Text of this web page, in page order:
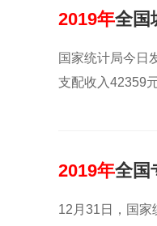
2019年全国
国家统计局今日
支配收入42359
2019年全国
12月31日，国家